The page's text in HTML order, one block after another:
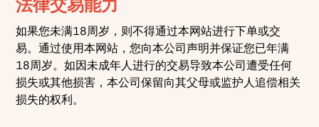
法律交易能力
如果您未满18周岁，则不得通过本网站进行下单或交
易。通过使用本网站，您向本公司声明并保证您已年满
18周岁。如因未成年人进行的交易导致本公司遭受任何
损失或其他损害，本公司保留向其父母或监护人追偿相关
损失的权利。